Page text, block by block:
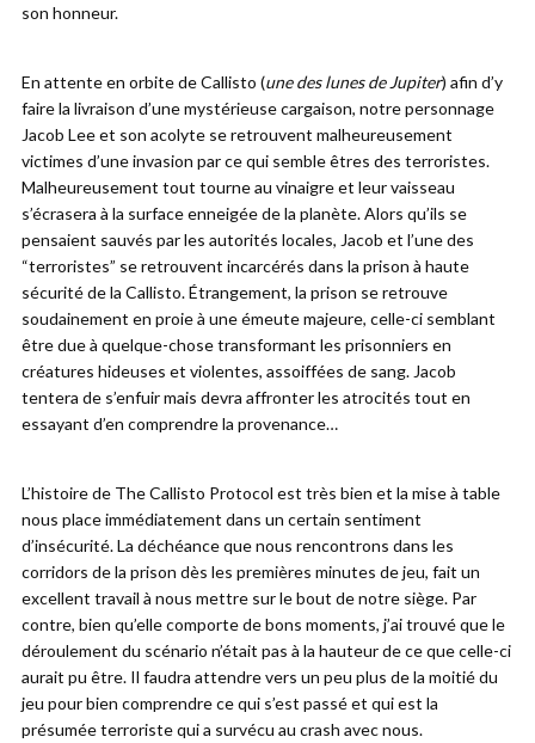
son honneur.
En attente en orbite de Callisto (une des lunes de Jupiter) afin d’y
faire la livraison d’une mystérieuse cargaison, notre personnage
Jacob Lee et son acolyte se retrouvent malheureusement
victimes d’une invasion par ce qui semble êtres des terroristes.
Malheureusement tout tourne au vinaigre et leur vaisseau
s’écrasera à la surface enneigée de la planète. Alors qu’ils se
pensaient sauvés par les autorités locales, Jacob et l’une des
“terroristes” se retrouvent incarcérés dans la prison à haute
sécurité de la Callisto. Étrangement, la prison se retrouve
soudainement en proie à une émeute majeure, celle-ci semblant
être due à quelque-chose transformant les prisonniers en
créatures hideuses et violentes, assoiffées de sang. Jacob
tentera de s’enfuir mais devra affronter les atrocités tout en
essayant d’en comprendre la provenance…
L’histoire de The Callisto Protocol est très bien et la mise à table
nous place immédiatement dans un certain sentiment
d’insécurité. La déchéance que nous rencontrons dans les
corridors de la prison dès les premières minutes de jeu, fait un
excellent travail à nous mettre sur le bout de notre siège. Par
contre, bien qu’elle comporte de bons moments, j’ai trouvé que le
déroulement du scénario n’était pas à la hauteur de ce que celle-ci
aurait pu être. Il faudra attendre vers un peu plus de la moitié du
jeu pour bien comprendre ce qui s’est passé et qui est la
présumée terroriste qui a survécu au crash avec nous.